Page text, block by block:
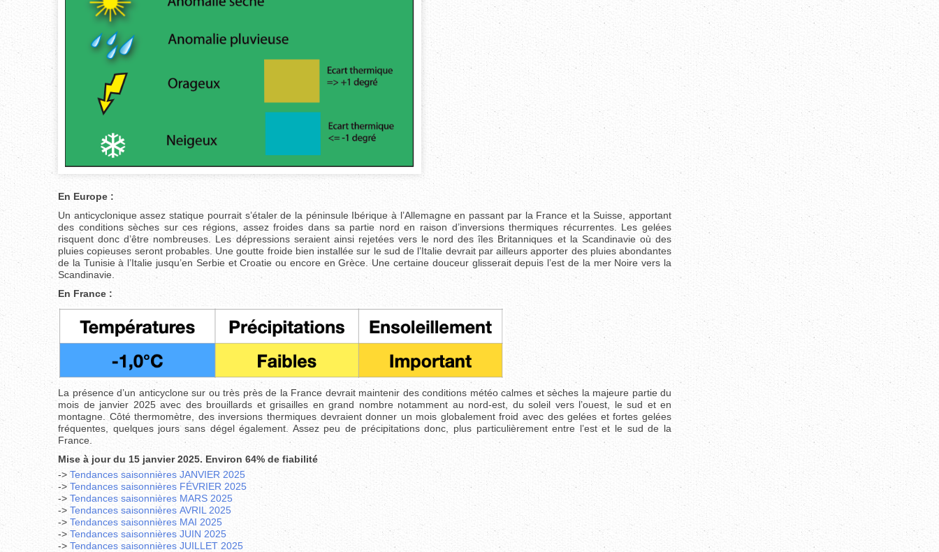
En Europe :
Un anticyclonique assez statique pourrait s’étaler de la péninsule Ibérique à l’Allemagne en passant par la France et la Suisse, apportant
des conditions sèches sur ces régions, assez froides dans sa partie nord en raison d’inversions thermiques récurrentes. Les gelées
risquent donc d’être nombreuses. Les dépressions seraient ainsi rejetées vers le nord des îles Britanniques et la Scandinavie où des
pluies copieuses seront probables. Une goutte froide bien installée sur le sud de l’Italie devrait par ailleurs apporter des pluies abondantes
de la Tunisie à l’Italie jusqu’en Serbie et Croatie ou encore en Grèce. Une certaine douceur glisserait depuis l’est de la mer Noire vers la
Scandinavie.
En France :
La présence d’un anticyclone sur ou très près de la France devrait maintenir des conditions météo calmes et sèches la majeure partie du
mois de janvier 2025 avec des brouillards et grisailles en grand nombre notamment au nord-est, du soleil vers l’ouest, le sud et en
montagne. Côté thermomètre, des inversions thermiques devraient donner un mois globalement froid avec des gelées et fortes gelées
fréquentes, quelques jours sans dégel également. Assez peu de précipitations donc, plus particulièrement entre l’est et le sud de la
France.
Mise à jour du 15 janvier 2025. Environ 64% de fiabilité
-> Tendances saisonnières JANVIER 2025
->Tendances saisonnières FÉVRIER 2025
-> Tendances saisonnières MARS 2025
-> Tendances saisonnières AVRIL 2025
-> Tendances saisonnières MAI 2025
->Tendances saisonnières JUIN 2025
-> Tendances saisonnières JUILLET 2025